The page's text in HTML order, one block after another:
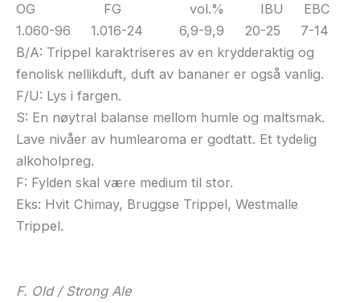
OG FG vol.% IBU EBC
1.060-96 1.016-24 6,9-9,9 20-25 7-14
B/A: Trippel karaktriseres av en krydderaktig og
fenolisk nellikduft, duft av bananer er også vanlig.
F/U: Lys i fargen.
S: En nøytral balanse mellom humle og maltsmak.
Lave nivåer av humlearoma er godtatt. Et tydelig
alkoholpreg.
F: Fylden skal være medium til stor.
Eks: Hvit Chimay, Bruggse Trippel, Westmalle
Trippel.
F. Old / Strong Ale